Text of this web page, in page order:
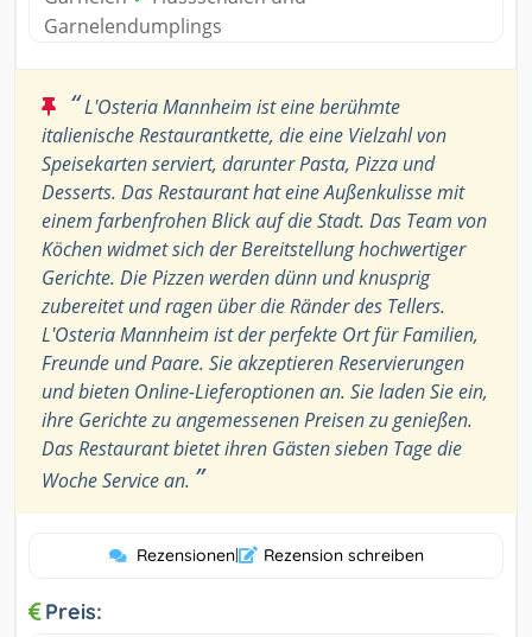
Garnelendumplings
“L'Osteria Mannheim ist eine berühmte
italienische Restaurantkette, die eine Vielzahl von
Speisekarten serviert, darunter Pasta, Pizza und
Desserts. Das Restaurant hat eine Außenkulisse mit
einem farbenfrohen Blick auf die Stadt. Das Team von
Köchen widmet sich der Bereitstellung hochwertiger
Gerichte. Die Pizzen werden dünn und knusprig
zubereitet und ragen über die Ränder des Tellers.
L'Osteria Mannheim ist der perfekte Ort für Familien,
Freunde und Paare. Sie akzeptieren Reservierungen
und bieten Online-Lieferoptionen an. Sie laden Sie ein,
ihre Gerichte zu angemessenen Preisen zu genießen.
Das Restaurant bietet ihren Gästen sieben Tage die
Woche Service an. ”
Rezensionen| Rezension schreiben
Preis: